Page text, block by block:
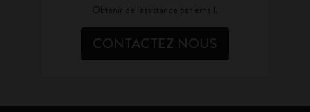
Obtenir de l'assistance par email.
CONTACTEZ NOUS